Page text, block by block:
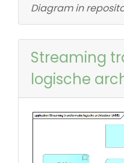
Diagram in
Streaming
logische